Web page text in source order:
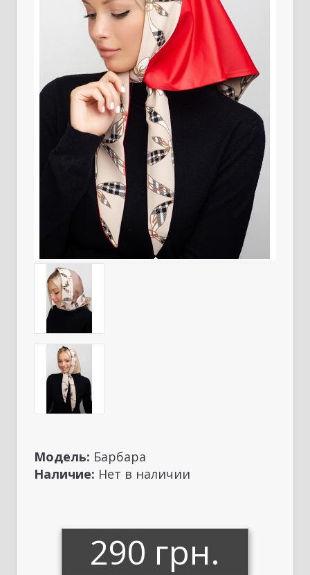
Модель: Барбара
Наличие: Нет в наличии
290 грн.